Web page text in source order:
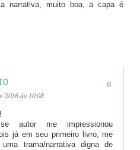
narrativa, muito boa, a capa é
às 10:08
autor me impressionou
já em seu primeiro livro, me
uma trama/narrativa digna de